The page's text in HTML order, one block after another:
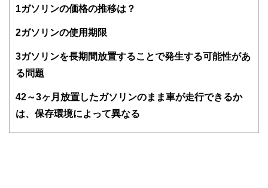
得者を中心に「お金や暮らし」に関する書籍・雑誌の編集経
験者で構成され、企画立案から記事掲載まですべての工程に
ドバイザー、DCプランナー、公認会計士、社会保険労務
士、行政書士、投資アナリスト、キャリアコンサルタントな
ど150名以上の有資格者を執筆者・監修者として迎え、むず
をわかりやすく発信している点です。
1 ガソリンの価格の推移は？
2ガソリンの使用期限
3ガソリンを長期間放置することで発生する可能性があ
る問題
42～3ヶ月放置したガソリンのまま車が走行できるか
は、保存環境によって異なる